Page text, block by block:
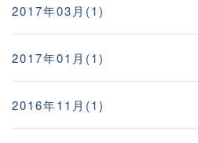
2017年03月(1)
2017年01月(1)
2016年11月(1)